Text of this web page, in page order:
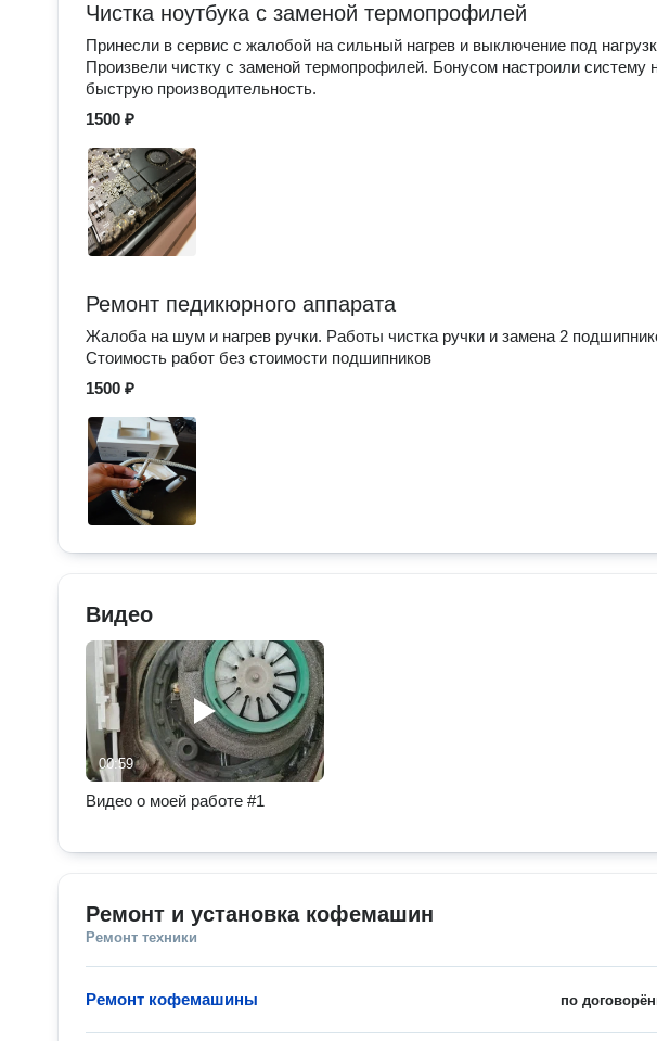
Чистка ноутбука с заменой термопрофилей
Принесли в сервис с жалобой на сильный нагрев и выключение под
Произвели чистку с заменой термопрофилей. Бонусом настроили систему
быструю производительность.
1500 ₽
Ремонт педикюрного аппарата
Жалоба на шум и нагрев ручки. Работы чистка ручки и замена 2
Стоимость работ без стоимости подшипников
1500 ₽
Видео
00:59
Видео о моей работе #1
Ремонт и установка кофемашин
Ремонт техники
по
Ремонт кофемашины